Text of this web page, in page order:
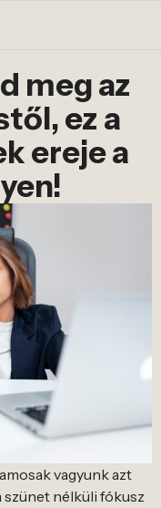
meg az
ez a
ereje a
vagyunk azt
szünet nélküli fókusz